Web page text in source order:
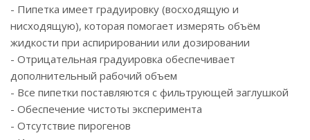
- Пипетка имеет градуировку (восходящую и
нисходящую), которая помогает измерять объём
жидкости при аспирировании или дозировании
- Отрицательная градуировка обеспечивает
дополнительный рабочий объем
- Все пипетки поставляются с фильтрующей заглушкой
- Обеспечение чистоты эксперимента
- Отсутствие пирогенов